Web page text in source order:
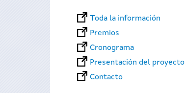
Toda la información
Premios
Cronograma
Presentación del proyecto
Contacto